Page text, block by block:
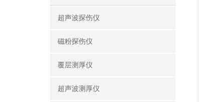
超声波探伤仪
磁粉探伤仪
覆层测厚仪
超声波测厚仪